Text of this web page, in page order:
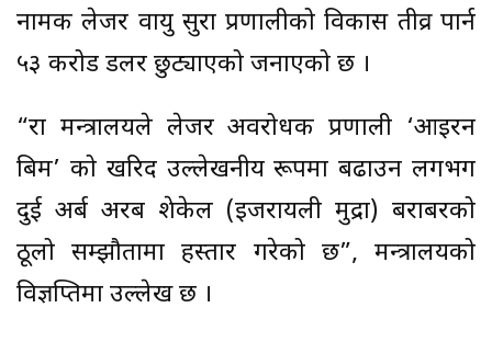
नामक लेजर वायु सुरक्षा प्रणालीको विकास तीव्र पार्न
५३ करोड डलर छुट्याएको जनाएको छ ।
“रक्षा मन्त्रालयले लेजर अवरोधक प्रणाली ‘आइरन
बिम’ को खरिद उल्लेखनीय रूपमा बढाउन लगभग
दुई अर्ब अरब शेकेल (इजरायली मुद्रा) बराबरको
ठूलो सम्झौतामा हस्ताक्षर गरेको छ”, मन्त्रालयको
विज्ञप्तिमा उल्लेख छ ।